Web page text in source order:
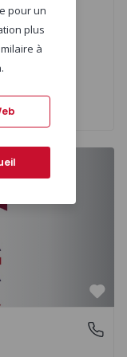
0
- 1
pour un
plus
à